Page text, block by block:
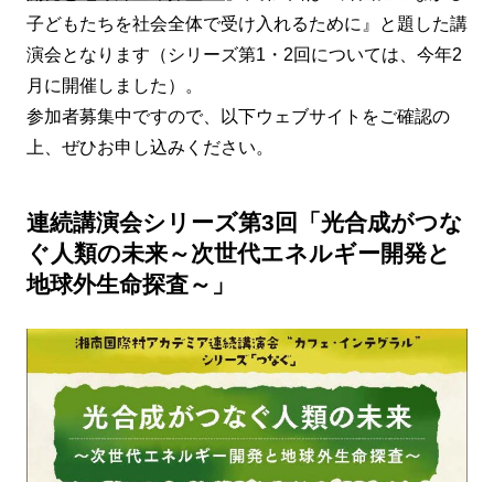
子どもたちを社会全体で受け入れるために』と題した講
演会となります（シリーズ第1・2回については、今年2
月に開催しました）。
参加者募集中ですので、以下ウェブサイトをご確認の
上、ぜひお申し込みください。
連続講演会シリーズ第3回「光合成がつな
ぐ人類の未来～次世代エネルギー開発と
地球外生命探査～」